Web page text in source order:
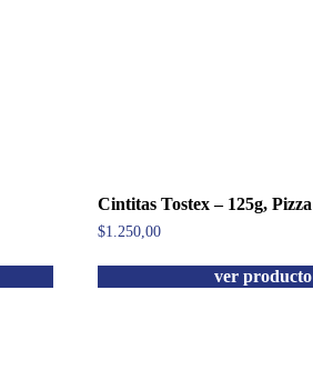
Cintitas Tostex – 125g, Pizza
$1.250,00
ver producto